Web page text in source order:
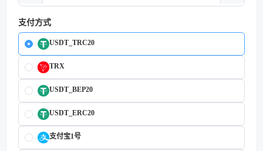
支付方式
USDT_TRC20
TRX
USDT_BEP20
USDT_ERC20
支付宝1号